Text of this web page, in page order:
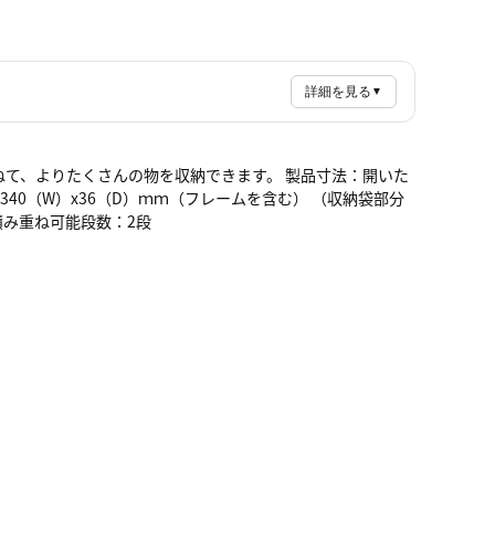
詳細を見る ▼
、よりたくさんの物を収納できます。 製品寸法：開いた
（W）x36（D）ｍｍ（フレームを含む） （収納袋部分
重ね可能段数：2段